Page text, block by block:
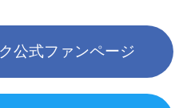
公式ファンページ